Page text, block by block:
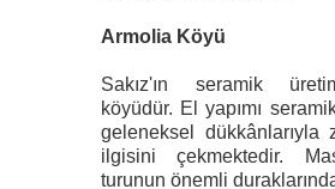
Armolia Köyü
Sakız'ın seramik
köyüdür. El yapımı
geleneksel dükkânlarıyla
ilgisini çekmektedir.
turunun önemli